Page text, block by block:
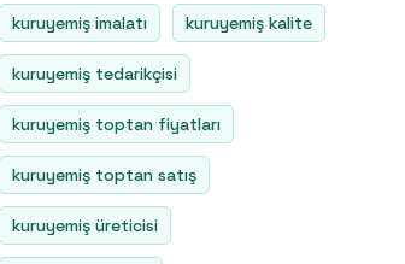
kuruyemiş imalatı kuruyemiş kalite
kuruyemiş tedarikçisi
kuruyemiş toptan fiyatları
kuruyemiş toptan satış
kuruyemiş üreticisi